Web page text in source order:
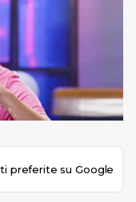
preferite su Google